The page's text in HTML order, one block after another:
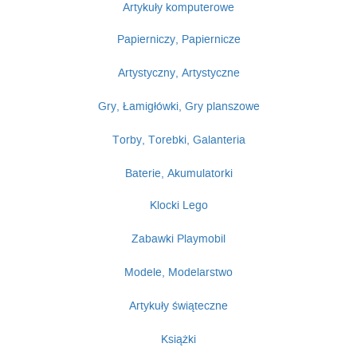
Artykuły komputerowe
Papierniczy, Papiernicze
Artystyczny, Artystyczne
Gry, Łamigłówki, Gry planszowe
Torby, Torebki, Galanteria
Baterie, Akumulatorki
Klocki Lego
Zabawki Playmobil
Modele, Modelarstwo
Artykuły świąteczne
Książki